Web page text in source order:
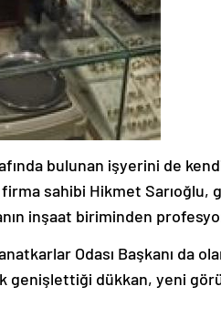
bulunan işyerini de
sahibi Hikmet Sarıoğlu,
inşaat biriminden
Odası Başkanı da
genişlettiği dükkan, yeni